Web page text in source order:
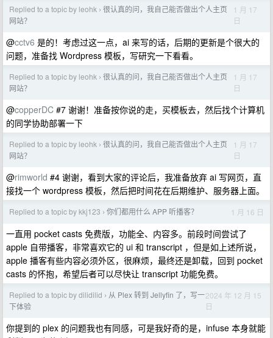
Replied to a topic by leohk › 很认真的问，我自己能否做出个人主页
网站？
1 月 17
日
@cctv6 是的！考虑过这一点，ai 来写的话，后期的更新是个很大的
问题，准备找 Wordpress 模板，写研究一下看看。
Replied to a topic by leohk › 很认真的问，我自己能否做出个人主页
网站？
1 月 17
日
@copperDC #7 谢谢！准备按你说的走，买模板去，然后找个计算机
的同学协助部署一下
Replied to a topic by leohk › 很认真的问，我自己能否做出个人主页
网站？
1 月 17
日
@rimworld #4 谢谢，看到大家的评论后，我准备放弃 ai 写网页，直
接找一个 wordpress 模板，然后把时间花在后期维护、服务器上面。
Replied to a topic by kkj123 › 你们都用什么 APP 听播客？ 1 月 16 日
一直用 pocket casts 免费版，功能全、内容多。前段时间尝试了
apple 自带播客，非常喜欢它的 ui 和 transcript ，但是如上述所说，
apple 播客有些内容必须外区，很麻烦，最终还是卸载，回到 pocket
casts 的怀抱，希望后者可以尽快让 transcript 功能免费。
Replied to a topic by dilidilid › 从 Plex 转到 Jellyfin 了，写一
下体验
2024 年 12 月 15
日
你提到的 plex 的问题我也有同感，可是我好奇的是，infuse 本身就能